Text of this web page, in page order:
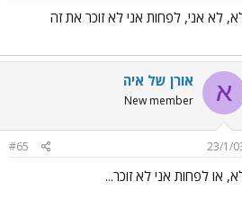
לא אני, לפחות אני לא זוכר את זה
א אורן של איה
New member
23/1/
#65
או לפחות אני לא זוכר...